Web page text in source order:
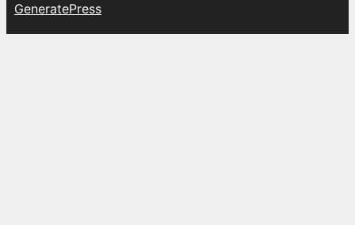
GeneratePress